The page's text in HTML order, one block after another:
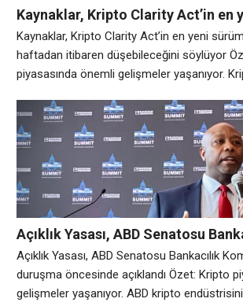
Kaynaklar, Kripto Clarity Act’in en
sürümünün önümüzdeki haftadan
düşebileceğini söylüyor
Kaynaklar, Kripto Clarity Act’in en yeni
haftadan itibaren düşebileceğini söylüyor
piyasasında önemli gelişmeler yaşanıyor.
çaba olarak muhtemelen son günlerine
savunucular, ayın ilerleyen dönemlerinde
için önümüzdeki hafta en kısa sürede yeni
çıkmasını bekliyor.
Açıklık Yasası, ABD Senatosu
Komitesi tarafından duruşma
açıklandı
Açıklık Yasası, ABD Senatosu Bankacılık
duruşma öncesinde açıklandı Özet: Kripto
gelişmeler yaşanıyor. ABD kripto